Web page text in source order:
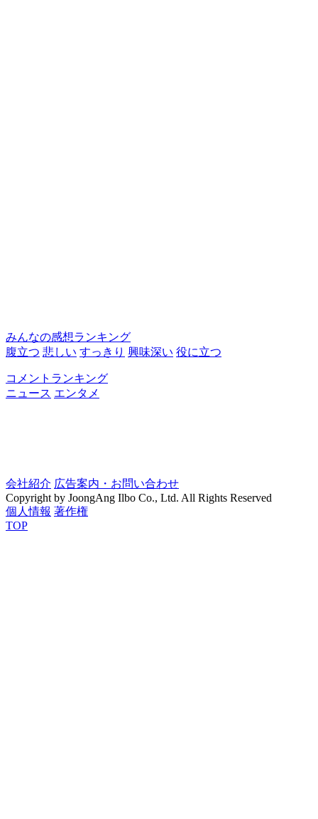
みんなの感想ランキング
腹立つ 悲しい すっきり 興味深い 役に立つ
コメントランキング
ニュース エンタメ
会社紹介 広告案内・お問い合わせ
Copyright by JoongAng Ilbo Co., Ltd. All Rights Reserved
個人情報 著作権
TOP